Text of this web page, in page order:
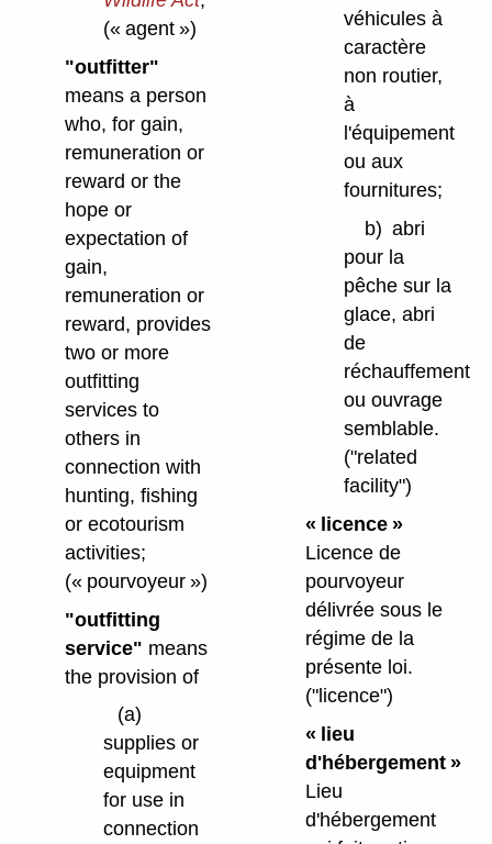
(« agent »)
"outfitter"
means a person
who, for gain,
remuneration or
reward or the
hope or
expectation of
gain,
remuneration or
reward, provides
two or more
outfitting
services to
others in
connection with
hunting, fishing
or ecotourism
activities;
(« pourvoyeur »)
"outfitting
service" means
the provision of
(a)
supplies or
equipment
for use in
connection
véhicules à
caractère
non routier,
à
l'équipement
ou aux
fournitures;
b) abri
pour la
pêche sur la
glace, abri
de
réchauffement
ou ouvrage
semblable.
("related
facility")
« licence »
Licence de
pourvoyeur
délivrée sous le
régime de la
présente loi.
("licence")
« lieu
d'hébergement »
Lieu
d'hébergement